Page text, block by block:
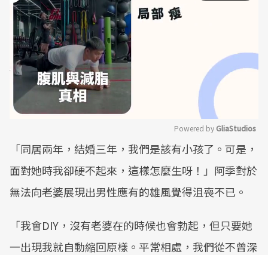
Mute
Powered by GliaStudios
「同居兩年，結婚三年，我們是該有小孩了。可是，
面對她時我卻硬不起來，這樣怎麼生呀！」阿季對於
無法向老婆展現出男性應有的雄風覺得沮喪不已。
「我會DIY，沒有老婆在的時候也會勃起，但只要她
一出現我就自動縮回原樣。平常相處，我們從不曾深